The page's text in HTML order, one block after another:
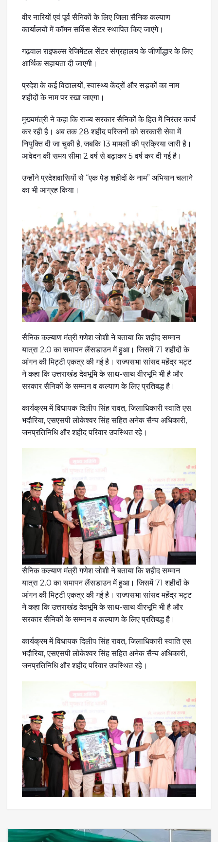
वीर नारियों एवं पूर्व सैनिकों के लिए जिला सैनिक कल्याण
कार्यालयों में कॉमन सर्विस सेंटर स्थापित किए जाएंगे।
गढ़वाल राइफल्स रेजिमेंटल सेंटर संग्रहालय के जीर्णोद्धार के लिए
आर्थिक सहायता दी जाएगी।
प्रदेश के कई विद्यालयों, स्वास्थ्य केंद्रों और सड़कों का नाम
शहीदों के नाम पर रखा जाएगा।
मुख्यमंत्री ने कहा कि राज्य सरकार सैनिकों के हित में निरंतर कार्य
कर रही है। अब तक 28 शहीद परिजनों को सरकारी सेवा में
नियुक्ति दी जा चुकी है, जबकि 13 मामलों की प्रक्रिया जारी है।
आवेदन की समय सीमा 2 वर्ष से बढ़ाकर 5 वर्ष कर दी गई है।
उन्होंने प्रदेशवासियों से “एक पेड़ शहीदों के नाम” अभियान चलाने
का भी आग्रह किया।
सैनिक कल्याण मंत्री गणेश जोशी ने बताया कि शहीद सम्मान
यात्रा 2.0 का समापन लैंसडाउन में हुआ। जिसमें 71 शहीदों के
आंगन की मिट्टी एकत्र की गई है। राज्यसभा सांसद महेंद्र भट्ट
ने कहा कि उत्तराखंड देवभूमि के साथ-साथ वीरभूमि भी है और
सरकार सैनिकों के सम्मान व कल्याण के लिए प्रतिबद्ध है।
कार्यक्रम में विधायक दिलीप सिंह रावत, जिलाधिकारी स्वाति एस.
भदौरिया, एसएसपी लोकेश्वर सिंह सहित अनेक सैन्य अधिकारी,
जनप्रतिनिधि और शहीद परिवार उपस्थित रहे।
सैनिक कल्याण मंत्री गणेश जोशी ने बताया कि शहीद सम्मान
यात्रा 2.0 का समापन लैंसडाउन में हुआ। जिसमें 71 शहीदों के
आंगन की मिट्टी एकत्र की गई है। राज्यसभा सांसद महेंद्र भट्ट
ने कहा कि उत्तराखंड देवभूमि के साथ-साथ वीरभूमि भी है और
सरकार सैनिकों के सम्मान व कल्याण के लिए प्रतिबद्ध है।
कार्यक्रम में विधायक दिलीप सिंह रावत, जिलाधिकारी स्वाति एस.
भदौरिया, एसएसपी लोकेश्वर सिंह सहित अनेक सैन्य अधिकारी,
जनप्रतिनिधि और शहीद परिवार उपस्थित रहे।